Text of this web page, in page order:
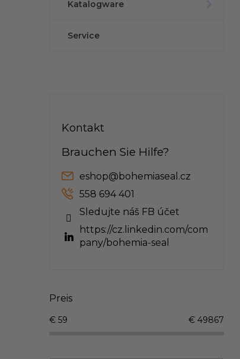
Katalogware
Service
Kontakt
eshop@ bohemiaseal.cz
558 694 401
Sledujte náš FB účet
https://cz.linkedin.com/com
pany/bohemia-seal
Preis
€ 59 € 49867